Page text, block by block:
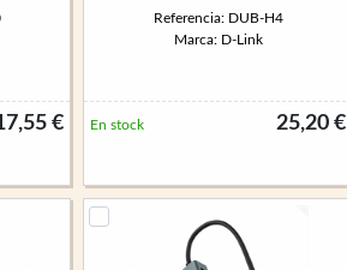
€
Referencia: DUB-H4
Marca: D-Link
25,20 €
En stock